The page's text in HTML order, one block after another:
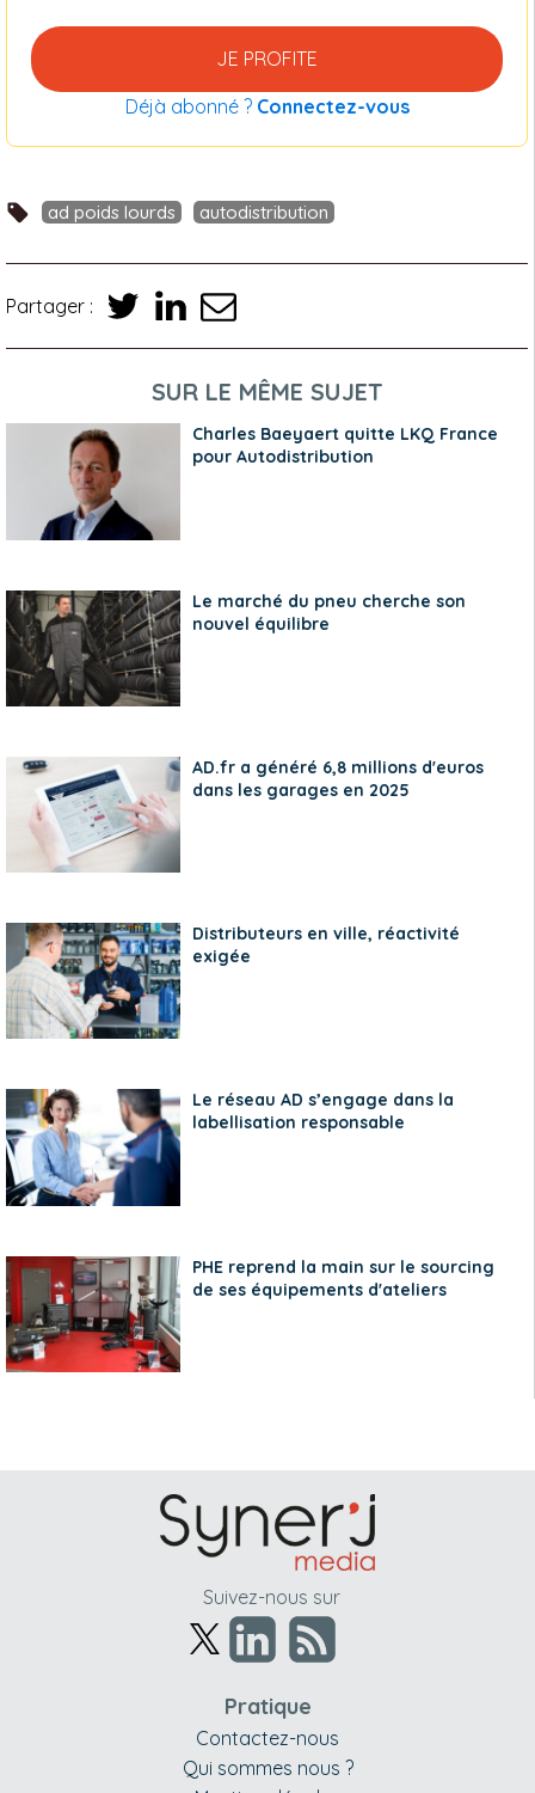
JE PROFITE
Déjà abonné ? Connectez-vous
ad poids lourds autodistribution
Partager :
SUR LE MÊME SUJET
Charles Baeyaert quitte LKQ France
pour Autodistribution
Le marché du pneu cherche son
nouvel équilibre
AD.fr a généré 6,8 millions d'euros
dans les garages en 2025
Distributeurs en ville, réactivité
exigée
Le réseau AD s’engage dans la
labellisation responsable
PHE reprend la main sur le sourcing
de ses équipements d'ateliers
Suivez-nous sur
Pratique
Contactez-nous
Qui sommes nous ?